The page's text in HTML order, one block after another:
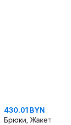
430.01 BYN
Брюки, Жакет